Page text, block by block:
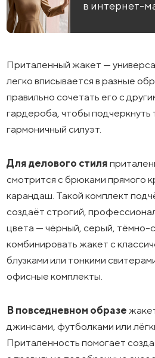
в интернет-
Приталенный жакет —
легко вписывается в разные
правильно сочетать его с
гардероба, чтобы подчеркнуть
гармоничный силуэт.
Для делового стиля
смотрится с брюками прямого
карандаш. Такой комплект
создаёт строгий,
цвета — чёрный, серый, тёмно-
комбинировать жакет с
блузками или тонкими
офисные комплекты.
В повседневном образе
джинсами, футболками или
Приталенность помогает